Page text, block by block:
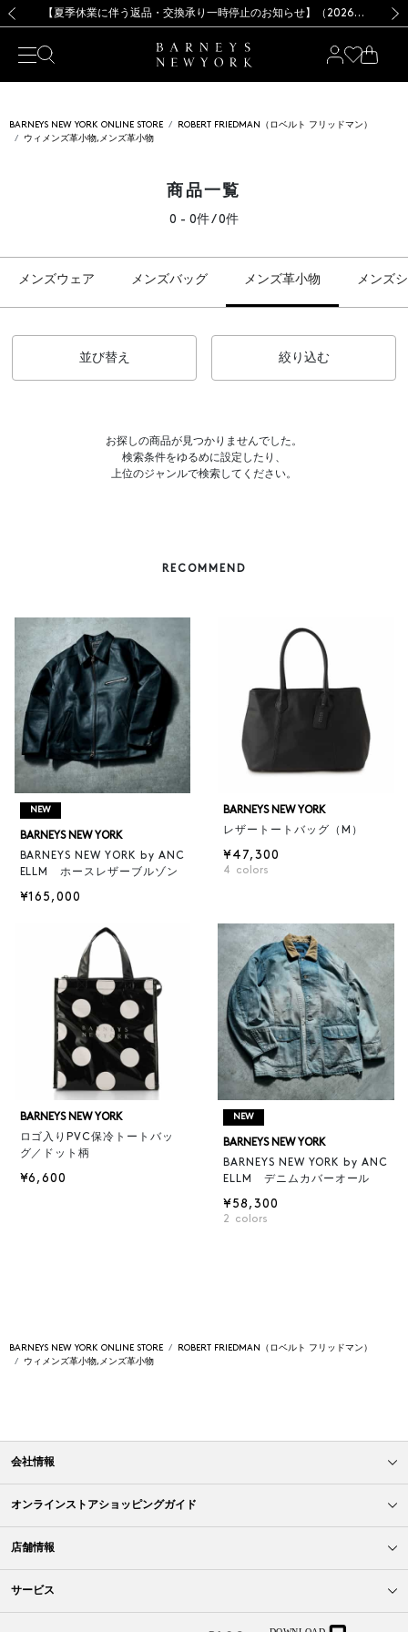
新規登録のお客様も対象！＜MY BARNEYS＞会員のお客様は11,000円（税込）以上のお買上げで常時送料無料！お買い物の際は会員登録を！
【夏季休業に伴う出荷一時停止のお知らせ】(2026.8.7) 【オンラインストア カスタマーセンター夏季休業に関するお知らせ】（2026.8.7）【夏季休業に伴う返品・交換承り一時停止のお知らせ】（2026.8.5）
熊本県を中心とした地震の影響によるお荷物のお届けについて
【開催中】SUMMER SALEのご案内・ご注意事項 新規登録のお客様も対象！＜MY BARNEYS＞会員のお客様は11,000円（税込）以上のお買上げで常時送料無料！お買い物の際は会員登録を！
【夏季休業に伴う出荷一時停止のお知らせ】(2026.8.7)
BARNEYS NEW YORK ONLINE STORE
ROBERT FRIEDMAN（ロベルト フリッドマン）
ウィメンズ革小物,メンズ革小物
商品一覧
0 - 0件 / 0件
メンズウェア メンズバッグ メンズ革小物 メンズ
並び替え 絞り込む
お探しの商品が見つかりませんでした。
検索条件をゆるめに設定したり、
上位のジャンルで検索してください。
RECOMMEND
NEW
BARNEYS NEW YORK
BARNEYS NEW YORK by ANC
ELLM ホースレザーブルゾン
¥165,000
BARNEYS NEW YORK
レザートートバッグ（M）
¥47,300
4 colors
BARNEYS NEW YORK
ロゴ入りPVC保冷トートバッ
グ／ドット柄
¥6,600
NEW
BARNEYS NEW YORK
BARNEYS NEW YORK by ANC
ELLM デニムカバーオール
¥58,300
2 colors
BARNEYS NEW YORK ONLINE STORE
ROBERT FRIEDMAN（ロベルト フリッドマン）
ウィメンズ革小物,メンズ革小物
会社情報
オンラインストアショッピングガイド
店舗情報
サービス